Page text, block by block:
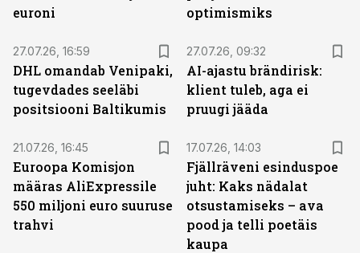
euroni
optimismiks
27.07.26, 16:59
DHL omandab Venipaki,
tugevdades seeläbi
positsiooni Baltikumis
27.07.26, 09:32
AI-ajastu brändirisk:
klient tuleb, aga ei
pruugi jääda
21.07.26, 16:45
Euroopa Komisjon
määras AliExpressile
550 miljoni euro suuruse
trahvi
17.07.26, 14:03
Fjällräveni esinduspoe
juht: Kaks nädalat
otsustamiseks – ava
pood ja telli poetäis
kaupa